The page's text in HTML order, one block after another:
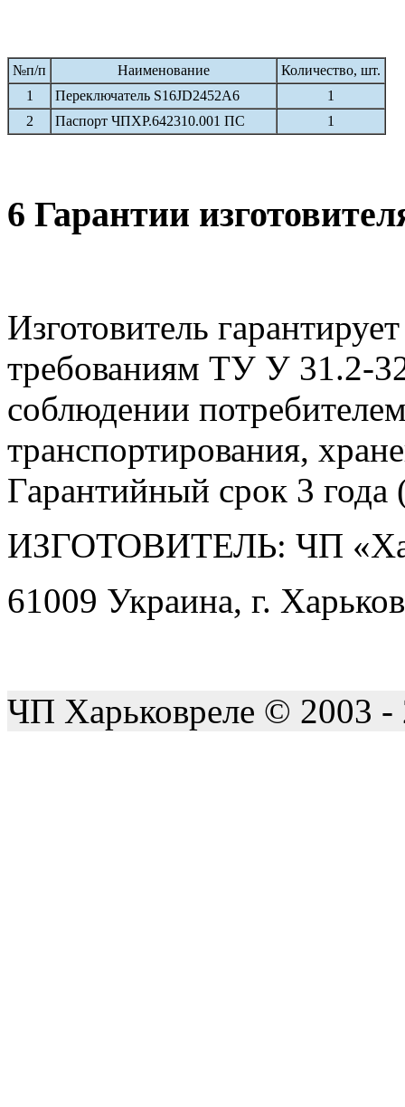
№п/п Наименование
Количество, шт.
1
Переключатель S16JD2452A6
1
2
Паспорт ЧПХР.642310.001 ПС 1
6 Гарантии
Изготовитель
требованиям ТУ У 31.2-
соблюдении
транспортирования,
Гарантийный срок 3 года
ИЗГОТОВИТЕЛЬ: ЧП
61009 Украина, г.
ЧП Харьковреле © 2003 -